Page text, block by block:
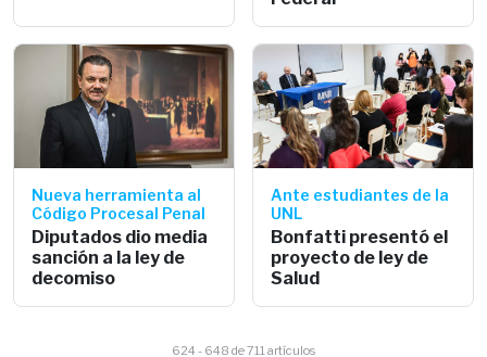
Nueva herramienta al
Código Procesal Penal
Diputados dio media
sanción a la ley de
decomiso
Ante estudiantes de la
UNL
Bonfatti presentó el
proyecto de ley de
Salud
624 - 648 de 711 artículos